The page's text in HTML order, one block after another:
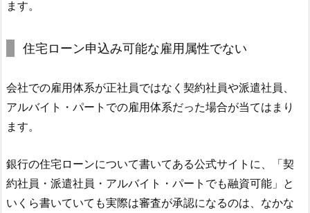
ます。
住宅ローン申込み可能な雇用属性でない
会社での雇用体系が正社員ではなく契約社員や派遣社員、
アルバイト・パートでの雇用体系だった場合が当てはまり
ます。
銀行の住宅ローンについて書いてある公式サイトに、「契
約社員・派遣社員・アルバイト・パートでも融資可能」と
いくら書いていても実際は審査が承認になるのは、なかな